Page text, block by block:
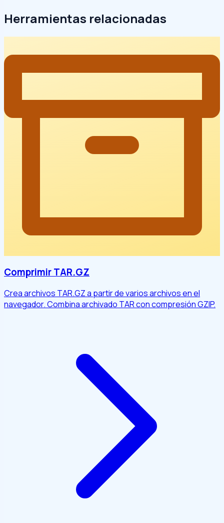
Herramientas relacionadas
Comprimir TAR.GZ
Crea archivos TAR.GZ a partir de varios archivos en el
navegador. Combina archivado TAR con compresión GZIP.